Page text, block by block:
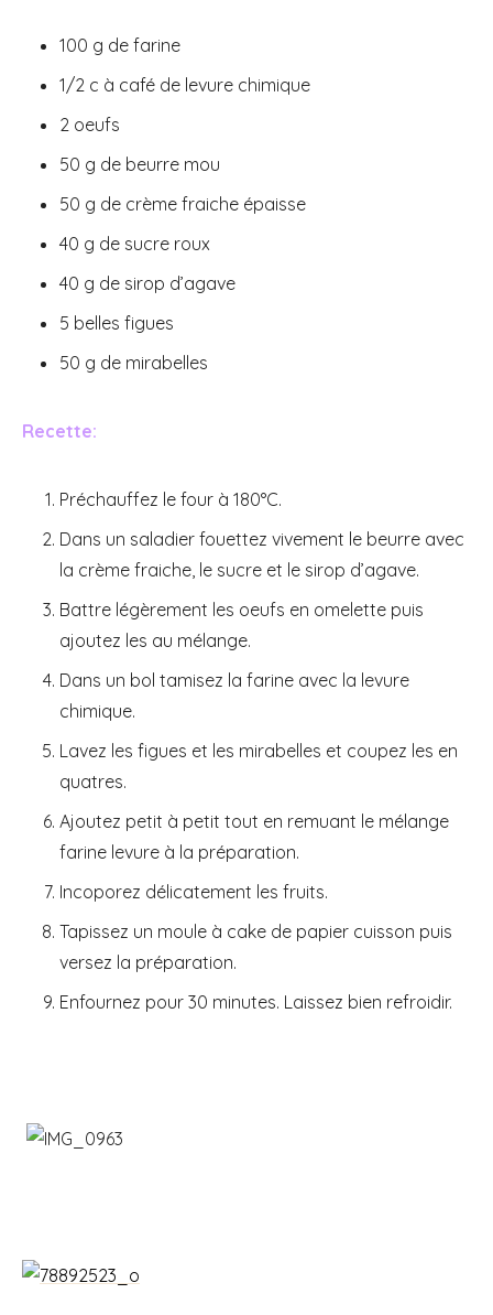
100 g de farine
1/2 c à café de levure chimique
2 oeufs
50 g de beurre mou
50 g de crème fraiche épaisse
40 g de sucre roux
40 g de sirop d’agave
5 belles figues
50 g de mirabelles
Recette:
Préchauffez le four à 180°C.
Dans un saladier fouettez vivement le beurre avec
la crème fraiche, le sucre et le sirop d’agave.
Battre légèrement les oeufs en omelette puis
ajoutez les au mélange.
Dans un bol tamisez la farine avec la levure
chimique.
Lavez les figues et les mirabelles et coupez les en
quatres.
Ajoutez petit à petit tout en remuant le mélange
farine levure à la préparation.
Incoporez délicatement les fruits.
Tapissez un moule à cake de papier cuisson puis
versez la préparation.
Enfournez pour 30 minutes. Laissez bien refroidir.